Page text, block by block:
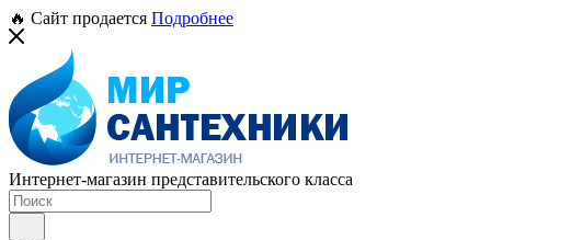
🔥 Сайт продается Подробнее
Интернет-магазин представительского класса